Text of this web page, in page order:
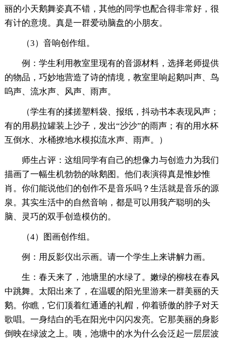
丽的小天鹅舞姿真不错，其他的同学也配合得非常好，很
有计的意境。真是一群爱动脑盘的小朋友。
（3）音响创作组。
例：学生利用教室里现有的音源材料，选择老师提供
的物品，巧妙地营造了诗的情境，教室里响起鹅叫声、鸟
呜声、流水声、风声、雨声。
（学生有的揉搓塑料袋、报纸，抖动书本表现风声；
有的用易拉罐装上沙子，发出“沙沙”的雨声；有的用水杯
互倒水、水桶撩地水模拟流水声、雨声。）
师生占评：这组同学有自己的想像力与创造力为我们
描画了一幅生机勃勃的咏鹅图。他们表演得真是惟妙惟
肖。你们能说他们的创作不是音乐吗？生活就是音乐的源
泉。其实生活中的自然音响，都是可以用我产聪明的头
脑、灵巧的双手创造模仿的。
（4）图画创作组。
例：用反影仪出示画。请一个学生上来讲解力画。
生：春天来了，池塘里的水绿了。嫩绿的柳枝在春风
中跳舞。太阳出来了，在温暖的阳光里游来一群美丽的天
鹅。你瞧，它们顶着红通通的礼帽，仰着骄傲的脖子对天
歌唱。一身结白的毛在阳光中闪闪发亮。它那美丽的身影
倒映在绿波之上。咦，池塘中的水为什么会泛起一层层波